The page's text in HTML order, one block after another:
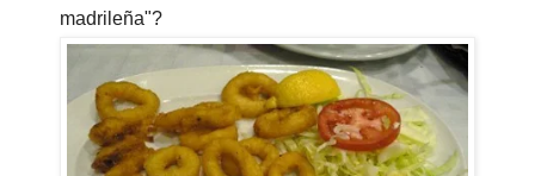
madrileña"?